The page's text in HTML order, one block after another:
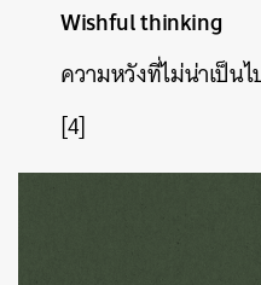
Wishful thinking
ความหวังที่ไม่น่าเป็น
[4]